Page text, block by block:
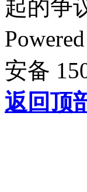
起的争
安备
返回顶